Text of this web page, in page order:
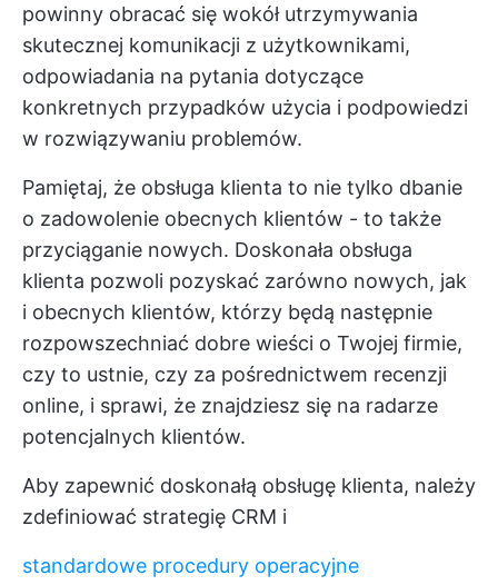
powinny obracać się wokół utrzymywania
skutecznej komunikacji z użytkownikami,
odpowiadania na pytania dotyczące
konkretnych przypadków użycia i podpowiedzi
w rozwiązywaniu problemów.
Pamiętaj, że obsługa klienta to nie tylko dbanie
o zadowolenie obecnych klientów - to także
przyciąganie nowych. Doskonała obsługa
klienta pozwoli pozyskać zarówno nowych, jak
i obecnych klientów, którzy będą następnie
rozpowszechniać dobre wieści o Twojej firmie,
czy to ustnie, czy za pośrednictwem recenzji
online, i sprawi, że znajdziesz się na radarze
potencjalnych klientów.
Aby zapewnić doskonałą obsługę klienta, należy
zdefiniować strategię CRM i
standardowe procedury operacyjne